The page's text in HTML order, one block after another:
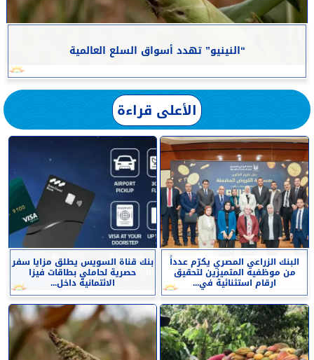
“النينيو” تهدد أسواق السلع العالمية
الأعلى قراءة
البنك الزراعي المصري يكرّم عدداً
من موظفيه المتميزين لتحقيق
ارقام استثنائية في...
بنك قناة السويس يطلق مزايا سفر
حصرية لحاملي بطاقات فيزا
الائتمانية داخل...